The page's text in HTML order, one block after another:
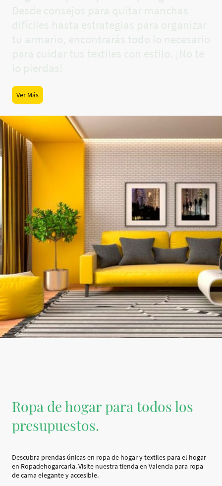
Ver Más
Ropa de hogar para todos los
presupuestos.
Descubra prendas únicas en ropa de hogar y textiles para el hogar
en Ropadehogarcarla. Visite nuestra tienda en Valencia para ropa
de cama elegante y accesible.